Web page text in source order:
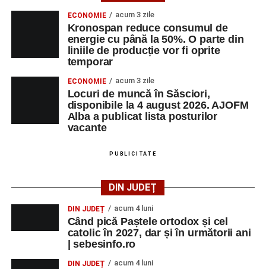
Ultimele știri din Sebeș
Primăria Sebeș a decis să reducă intensitatea
iluminatului public pe timpul nopții, în contextul
apelului la economii al Guvernului Bolojan
Duminică, 23 august 2026, Râpa Roșie găzduiește
cea de-a III-a ediție a concursului „CicloAventurier
Primul concert din cadrul String Symphonic Camp
ECONOMIE acum 3 zile
Kronospan reduce consumul de
energie cu până la 50%. O parte din
liniile de producție vor fi oprite
temporar
ECONOMIE acum 3 zile
Locuri de muncă în Săsciori,
disponibile la 4 august 2026. AJOFM
Alba a publicat lista posturilor
vacante
PUBLICITATE
DIN JUDEȚ
DIN JUDEȚ acum 4 luni
Când pică Paștele ortodox și cel
catolic în 2027, dar și în următorii ani
| sebesinfo.ro
DIN JUDEȚ acum 4 luni